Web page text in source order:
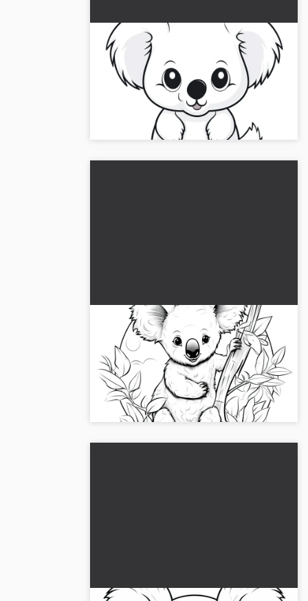
Pieni söpö koalakarhu:
Yksinkertainen värityskuva
lataamista varten (Ilmaiseksi)
Suosittu Koalakarhu-värityskuva odottaa
sinun värejäsi. Lataa kuva ilmaiseksi ja
aloita luova matkasi....
Koala istuu eukalyptuspuussa:
värityskuva lataamista varten
Koala eukalyptuspuussa värityskuvana
odottaa sinua. Aloita luova matkasi ja lataa
kuva nyt ilmaiseksi....